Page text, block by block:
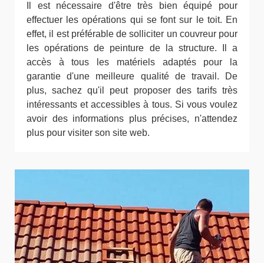
Il est nécessaire d'être très bien équipé pour
effectuer les opérations qui se font sur le toit. En
effet, il est préférable de solliciter un couvreur pour
les opérations de peinture de la structure. Il a
accès à tous les matériels adaptés pour la
garantie d'une meilleure qualité de travail. De
plus, sachez qu'il peut proposer des tarifs très
intéressants et accessibles à tous. Si vous voulez
avoir des informations plus précises, n'attendez
plus pour visiter son site web.